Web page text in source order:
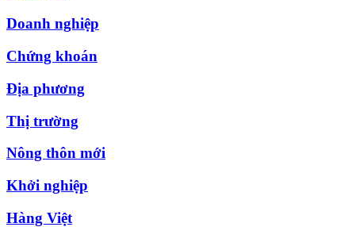
Doanh nghiệp
Chứng khoán
Địa phương
Thị trường
Nông thôn mới
Khởi nghiệp
Hàng Việt